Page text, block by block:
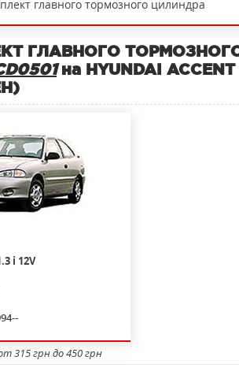
главного тормозного цилиндра
ГЛАВНОГО
на HYUNDAI ACCENT
i 12V
315 грн до 450 грн